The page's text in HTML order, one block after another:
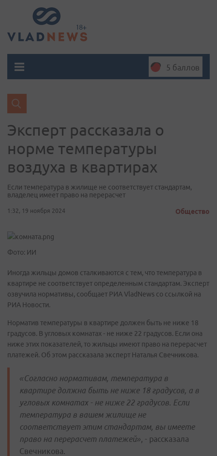
5 баллов
Эксперт рассказала о
норме температуры
воздуха в квартирах
Если температура в жилище не соответствует стандартам,
владелец имеет право на перерасчет
1:32, 19 ноября 2024 Общество
Фото: ИИ
Иногда жильцы домов сталкиваются с тем, что температура в
квартире не соответствует определенным стандартам. Эксперт
озвучила нормативы, сообщает РИА VladNews со ссылкой на
РИА Новости.
Норматив температуры в квартире должен быть не ниже 18
градусов. В угловых комнатах - не ниже 22 градусов. Если она
ниже этих показателей, то жильцы имеют право на перерасчет
платежей. Об этом рассказала эксперт Наталья Свечникова.
«Согласно нормативам, температура в
квартире должна быть не ниже 18 градусов, а в
угловых комнатах - не ниже 22 градусов. Если
температура в вашем жилище не
соответствует этим стандартам, вы имеете
право на перерасчет платежей», - рассказала
Свечникова.